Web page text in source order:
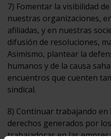
7) Fomentar la visibilidad
nuestras organizaciones,
afiliadas, y en nuestras
difusión de resoluciones,
Asimismo, plantear la
humanos y de la causa
encuentros que cuenten
sindical.
8) Continuar trabajando en
derechos generados por
trabajadoras en las